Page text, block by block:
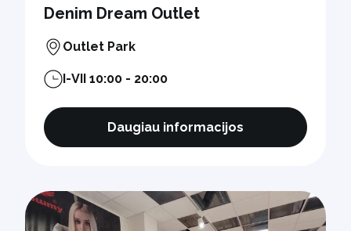
Denim Dream Outlet
Outlet Park
I-VII 10:00 - 20:00
Daugiau informacijos